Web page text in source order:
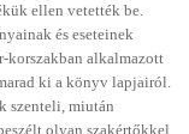
ellen vetették be.
és eseteinek
korszakban alkalmazott
ki a könyv lapjairól.
szenteli, miután
olyan szakértőkkel